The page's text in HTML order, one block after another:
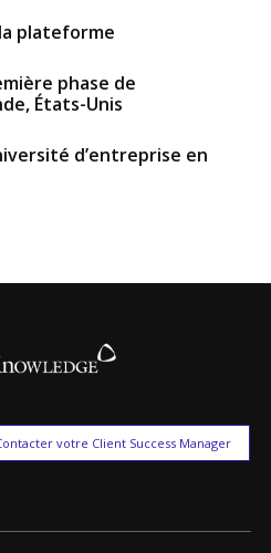
plateforme
phase de
États-Unis
d’entreprise en
votre Client Success Manager